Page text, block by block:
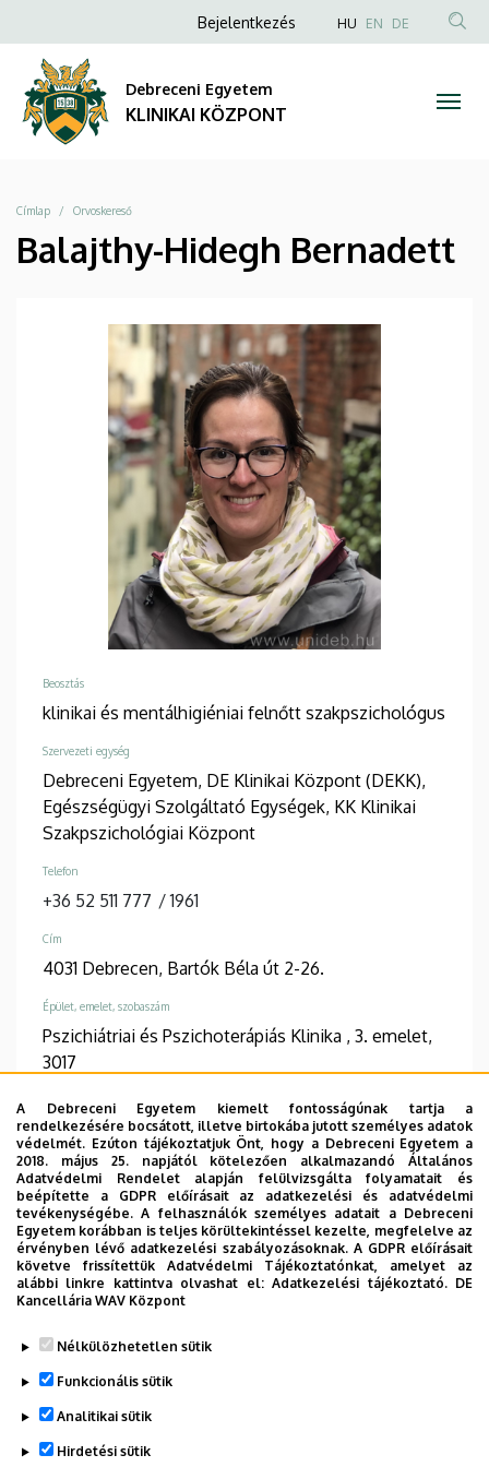
A Debreceni Egyetem kiemelt fontosságúnak tartja a
rendelkezésére bocsátott, illetve birtokába jutott személyes adatok
védelmét. Ezúton tájékoztatjuk Önt, hogy a Debreceni Egyetem a
2018. május 25. napjától kötelezően alkalmazandó Általános
Adatvédelmi Rendelet alapján felülvizsgálta folyamatait és
beépítette a GDPR előírásait az adatkezelési és adatvédelmi
tevékenységébe. A felhasználók személyes adatait a Debreceni
Egyetem korábban is teljes körültekintéssel kezelte, megfelelve az
érvényben lévő adatkezelési szabályozásoknak. A GDPR előírásait
követve frissítettük Adatvédelmi Tájékoztatónkat, amelyet az
alábbi linkre kattintva olvashat el:Adatkezelési tájékoztató. DE
Kancellária WAV Központ
Nélkülözhetetlen sütik
Funkcionális sütik
Analitikai sütik
Hirdetési sütik
KLINIKAI
KÖZPONT
a
tartalomra
Anonim
fiók
menüje
Bejelentkezés HU EN DE
Debreceni Egyetem
KLINIKAI KÖZPONT
Morzsa
Címlap Orvoskereső
Balajthy-Hidegh Bernadett
Beosztás
klinikai és mentálhigiéniai felnőtt szakpszichológus
Szervezeti egység
Debreceni Egyetem, DE Klinikai Központ (DEKK),
Egészségügyi Szolgáltató Egységek, KK Klinikai
Szakpszichológiai Központ
Telefon
+36 52 511 777 / 1961
Cím
4031 Debrecen, Bartók Béla út 2-26.
Épület, emelet, szobaszám
Pszichiátriai és Pszichoterápiás Klinika , 3. emelet,
3017
Információk
Végzettség
okleveles
egészségpszichológus
Szakvizsga
felnőtt klinikai és
mentálhigiéniai
szakpszichológia